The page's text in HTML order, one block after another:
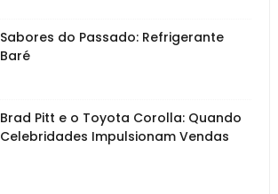
Sabores do Passado: Refrigerante
Baré
Brad Pitt e o Toyota Corolla: Quando
Celebridades Impulsionam Vendas